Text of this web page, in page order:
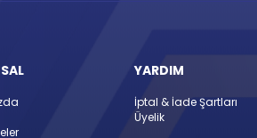
YARDIM
İptal & İade Şartları
Üyelik